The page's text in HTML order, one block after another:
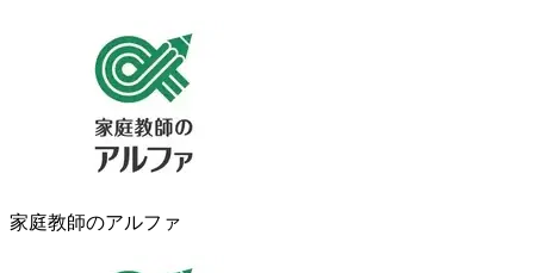
家庭教師のアルファ